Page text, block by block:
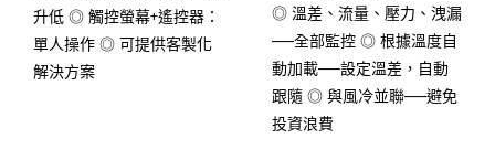
升低 ◎ 觸控螢幕+遙控器：
單人操作 ◎ 可提供客製化
解決方案
◎ 溫差、流量、壓力、洩漏
——全部監控 ◎ 根據溫度自
動加載——設定溫差，自動
跟隨 ◎ 與風冷並聯——避免
投資浪費